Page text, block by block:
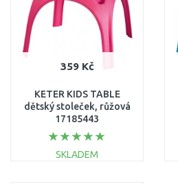
359 Kč
KETER KIDS TABLE
dětský stoleček, růžová
17185443
SKLADEM